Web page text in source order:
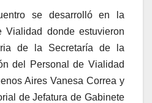
se desarrolló en la
Vialidad donde estuvieron
de la Secretaría de la
del Personal de Vialidad
Aires Vanesa Correa y
de Jefatura de Gabinete